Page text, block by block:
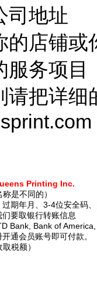
司地址
的店铺或
服务项目
请把详
Printing Inc.
是不同的）
期年月、3-4位安全码
要取银行转账信息
Bank, Bank of
通会员账号即可付款。
税额）